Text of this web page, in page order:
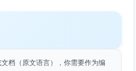
档（原文语言），你需要作为编